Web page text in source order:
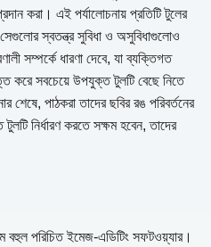
করা। এই পর্যালোচনায় প্রতিটি টুলের
সেগুলোর স্বতন্ত্র সুবিধা ও অসুবিধাগুলোও
সম্পর্কে ধারণা দেবে, যা ব্যক্তিগত
করে সবচেয়ে উপযুক্ত টুলটি বেছে নিতে
শেষে, পাঠকরা তাদের ছবির রঙ পরিবর্তনের
নির্ধারণ করতে সক্ষম হবেন, তাদের
পরিচিত ইমেজ-এডিটিং সফটওয়্যার।